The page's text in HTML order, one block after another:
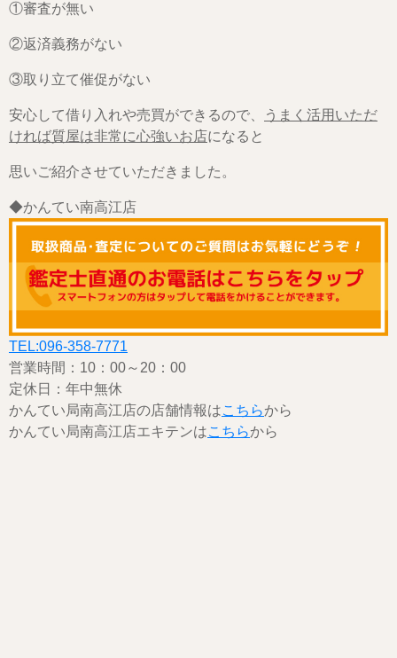
①審査が無い
②返済義務がない
③取り立て催促がない
安心して借り入れや売買ができるので、
うまく活用いただ
ければ質屋は非常に心強いお店になると
思いご紹介させていただきました。
◆かんてい南高江店
TEL:096-358-7771
営業時間：10：00～20：00
定休日：年中無休
かんてい局南高江店の店舗情報はこちらから
かんてい局南高江店エキテンはこちらから